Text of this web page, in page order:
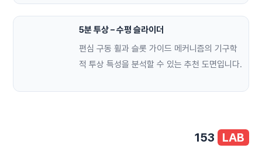
5분 투상 – 수평 슬라이더
편심 구동 휠과 슬롯 가이드 메커니즘의 기구학
적 투상 특성을 분석할 수 있는 추천 도면입니다.
153 LAB